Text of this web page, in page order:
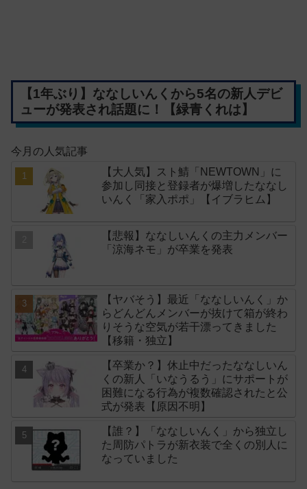
【1年ぶり】ななしいんくから5名の新人デビ
ューが発表され話題に！【緑青くれは】
今月の人気記事
【大人気】スト鯖「NEWTOWN」に
参加し同接と登録者が爆増したななし
いんく「家入ポポ」【イブラヒム】
【悲報】ななしいんくの主力メンバー
「涼海ネモ」が卒業を発表
【ヤバそう】最近「ななしいんく」か
らどんどんメンバーが抜けて箱が終わ
りそうな空気が若干漂ってきました
【移籍・独立】
【卒業か？】休止中だったななしいん
くの新人「いなうるう」にサポートが
困難になる行為が複数確認されたと公
式が発表【原因不明】
【誰？】「ななしいんく」から独立し
た周防パトラが新衣装で全くの別人に
なっていました